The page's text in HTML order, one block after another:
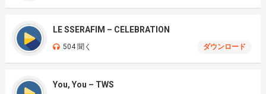
LE SSERAFIM – CELEBRATION
504 聞く ダウンロード
You, You – TWS